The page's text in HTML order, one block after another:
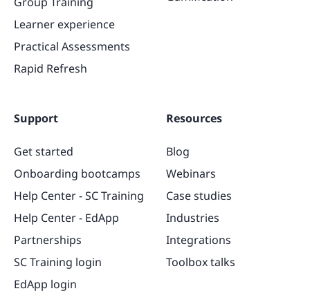
Learner experience
Practical Assessments
Rapid Refresh
Support
Get started
Onboarding bootcamps
Help Center - SC Training
Help Center - EdApp
Partnerships
SC Training login
EdApp login
Resources
Blog
Webinars
Case studies
Industries
Integrations
Toolbox talks